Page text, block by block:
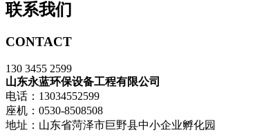
联系我们
CONTACT
130 3455 2599
山东永蓝环保设备工程有限公司
电话：13034552599
座机：0530-8508508
地址：山东省菏泽市巨野县中小企业孵化园